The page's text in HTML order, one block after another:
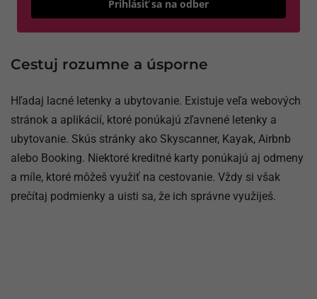
Prihlásiť sa na odber
Cestuj rozumne a úsporne
Hľadaj lacné letenky a ubytovanie. Existuje veľa webových
stránok a aplikácií, ktoré ponúkajú zľavnené letenky a
ubytovanie. Skús stránky ako Skyscanner, Kayak, Airbnb
alebo Booking. Niektoré kreditné karty ponúkajú aj odmeny
a míle, ktoré môžeš využiť na cestovanie. Vždy si však
prečítaj podmienky a uisti sa, že ich správne využiješ.